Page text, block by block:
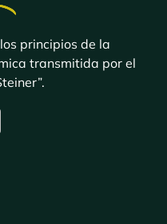
principios de la
transmitida por el